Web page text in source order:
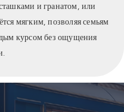
и гранатом, или
мягким, позволяя семьям
курсом без ощущения